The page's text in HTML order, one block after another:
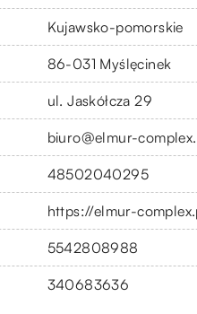
Kujawsko-pomorskie
86-031 Myślęcinek
ul. Jaskółcza 29
biuro@elmur-
48502040295
https://elmur-
5542808988
340683636